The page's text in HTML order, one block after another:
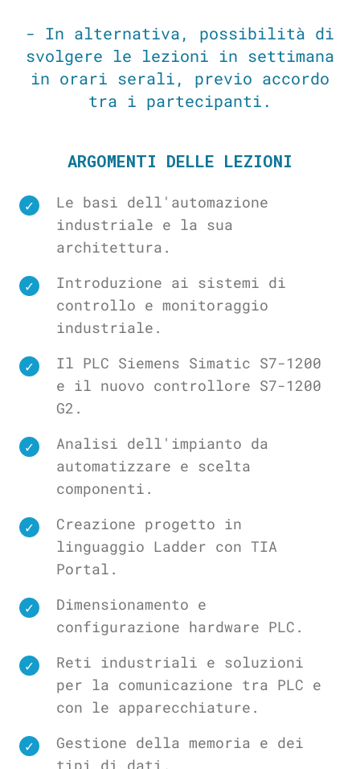
- In alternativa, possibilità di
svolgere le lezioni in settimana
in orari serali, previo accordo
tra i partecipanti.
ARGOMENTI DELLE LEZIONI
Le basi dell'automazione
industriale e la sua
architettura.
Introduzione ai sistemi di
controllo e monitoraggio
industriale.
Il PLC Siemens Simatic S7-1200
e il nuovo controllore S7-1200
G2.
Analisi dell'impianto da
automatizzare e scelta
componenti.
Creazione progetto in
linguaggio Ladder con TIA
Portal.
Dimensionamento e
configurazione hardware PLC.
Reti industriali e soluzioni
per la comunicazione tra PLC e
con le apparecchiature.
Gestione della memoria e dei